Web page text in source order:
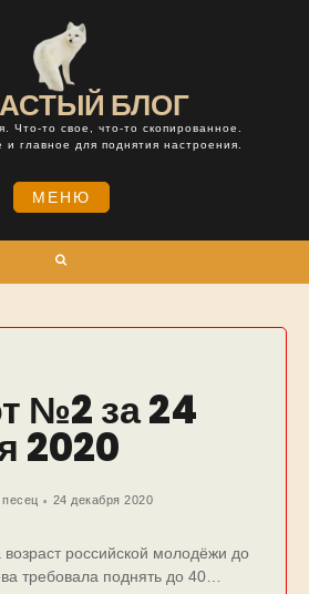
БЛОГ
Что-то свое, что-то скопированное.
главное для поднятия настроения.
МЕНЮ
№2 за 24
2020
24 декабря 2020
российской молодёжи до
требовала поднять до 40…